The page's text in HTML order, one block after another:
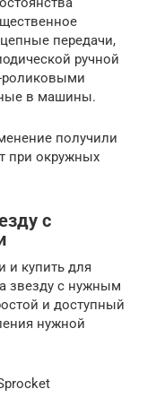
передачи,
ручной
роликовыми
в машины.
получили
при окружных
с
и купить для
звезду с нужным
и доступный
нужной